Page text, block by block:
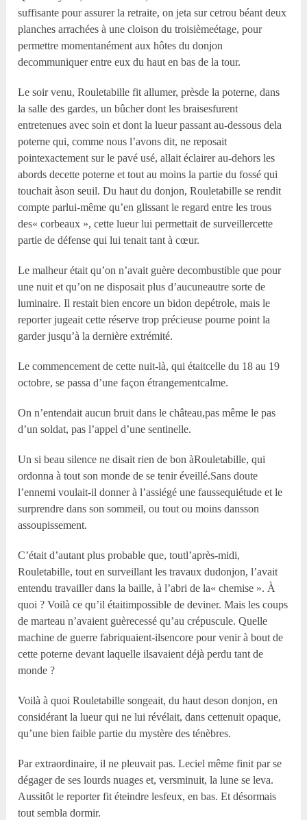
suffisante pour assurer la retraite, on jeta sur cetrou béant deux
planches arrachées à une cloison du troisièmeétage, pour
permettre momentanément aux hôtes du donjon
decommuniquer entre eux du haut en bas de la tour.
Le soir venu, Rouletabille fit allumer, prèsde la poterne, dans
la salle des gardes, un bûcher dont les braisesfurent
entretenues avec soin et dont la lueur passant au-dessous dela
poterne qui, comme nous l’avons dit, ne reposait
pointexactement sur le pavé usé, allait éclairer au-dehors les
abords decette poterne et tout au moins la partie du fossé qui
touchait àson seuil. Du haut du donjon, Rouletabille se rendit
compte parlui-même qu’en glissant le regard entre les trous
des« corbeaux », cette lueur lui permettait de surveillercette
partie de défense qui lui tenait tant à cœur.
Le malheur était qu’on n’avait guère decombustible que pour
une nuit et qu’on ne disposait plus d’aucuneautre sorte de
luminaire. Il restait bien encore un bidon depétrole, mais le
reporter jugeait cette réserve trop précieuse pourne point la
garder jusqu’à la dernière extrémité.
Le commencement de cette nuit-là, qui étaitcelle du 18 au 19
octobre, se passa d’une façon étrangementcalme.
On n’entendait aucun bruit dans le château,pas même le pas
d’un soldat, pas l’appel d’une sentinelle.
Un si beau silence ne disait rien de bon àRouletabille, qui
ordonna à tout son monde de se tenir éveillé.Sans doute
l’ennemi voulait-il donner à l’assiégé une faussequiétude et le
surprendre dans son sommeil, ou tout ou moins dansson
assoupissement.
C’était d’autant plus probable que, toutl’après-midi,
Rouletabille, tout en surveillant les travaux dudonjon, l’avait
entendu travailler dans la baille, à l’abri de la« chemise ». À
quoi ? Voilà ce qu’il étaitimpossible de deviner. Mais les coups
de marteau n’avaient guèrecessé qu’au crépuscule. Quelle
machine de guerre fabriquaient-ilsencore pour venir à bout de
cette poterne devant laquelle ilsavaient déjà perdu tant de
monde ?
Voilà à quoi Rouletabille songeait, du haut deson donjon, en
considérant la lueur qui ne lui révélait, dans cettenuit opaque,
qu’une bien faible partie du mystère des ténèbres.
Par extraordinaire, il ne pleuvait pas. Leciel même finit par se
dégager de ses lourds nuages et, versminuit, la lune se leva.
Aussitôt le reporter fit éteindre lesfeux, en bas. Et désormais
tout sembla dormir.